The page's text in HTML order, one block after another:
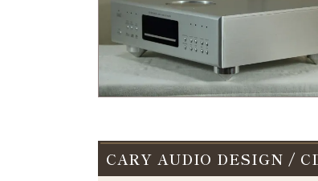
CARY AUDIO DESIGN /